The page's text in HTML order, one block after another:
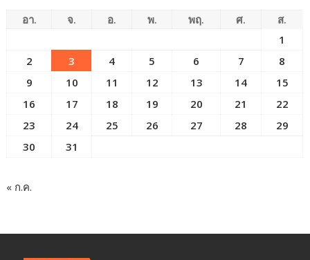
อา. จ. อ. พ. พฤ. ศ.
ส.
1
2
3 4 5 6 7
8
9
10 11 12 13 14
15
16
17 18 19 20 21
22
23
24 25 26 27 28
29
30
31
« ก.ค.